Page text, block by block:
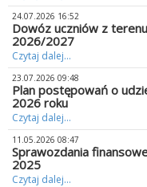
24.07.2026 16:52
Dowóz uczniów z
2026/2027
Czytaj dalej...
23.07.2026 09:48
Plan postępowań o
2026 roku
Czytaj dalej...
11.05.2026 08:47
Sprawozdania
2025
Czytaj dalej...